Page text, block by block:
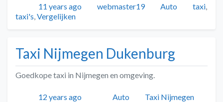
Geplaatst
11 years ago Auteur
webmaster19 Categorieën
Auto Tags
taxi
taxi's Vergelijken
Taxi Nijmegen Dukenburg
Goedkope taxi in Nijmegen en omgeving.
Geplaatst
12 years ago AuteurCategorieën
Auto Tags
Taxi Nijmegen